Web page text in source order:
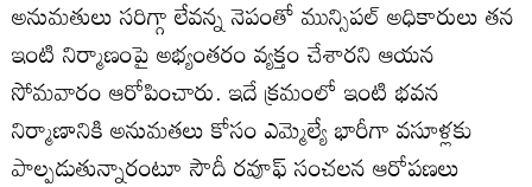
అనుమతులు సరిగ్గా లేవన్న నెపంతో మున్సిపల్‌ అధికారులు తన
ఇంటి నిర్మాణంపై అభ్యంతరం వ్యక్తం చేశారని ఆయన
సోమవారం ఆరోపించారు. ఇదే క్రమంలో ఇంటి భవన
నిర్మాణానికి అనుమతలు కోసం ఎమ్మెల్యే భారీగా వసూళ్లకు
పాల్పడుతున్నారంటూ సౌదీ రవూఫ్‌ సంచలన ఆరోపణలు